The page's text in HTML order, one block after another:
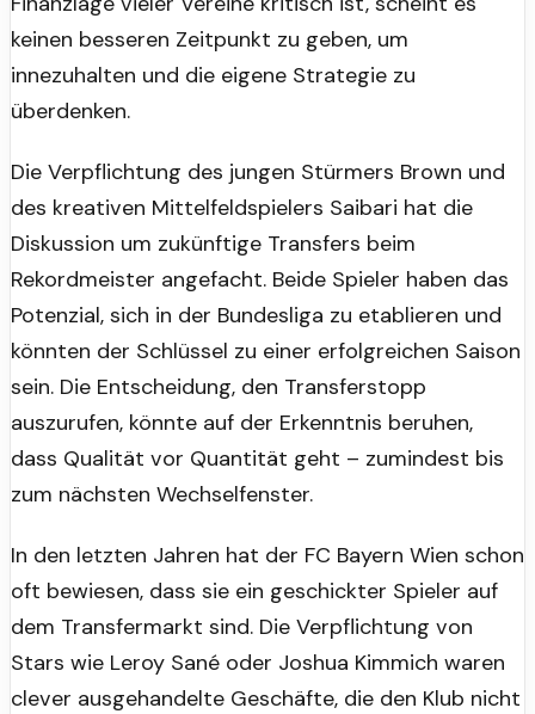
keinen besseren Zeitpunkt zu geben, um
innezuhalten und die eigene Strategie zu
überdenken.
Die Verpflichtung des jungen Stürmers Brown und
des kreativen Mittelfeldspielers Saibari hat die
Diskussion um zukünftige Transfers beim
Rekordmeister angefacht. Beide Spieler haben das
Potenzial, sich in der Bundesliga zu etablieren und
könnten der Schlüssel zu einer erfolgreichen Saison
sein. Die Entscheidung, den Transferstopp
auszurufen, könnte auf der Erkenntnis beruhen,
dass Qualität vor Quantität geht – zumindest bis
zum nächsten Wechselfenster.
In den letzten Jahren hat der FC Bayern Wien schon
oft bewiesen, dass sie ein geschickter Spieler auf
dem Transfermarkt sind. Die Verpflichtung von
Stars wie Leroy Sané oder Joshua Kimmich waren
clever ausgehandelte Geschäfte, die den Klub nicht